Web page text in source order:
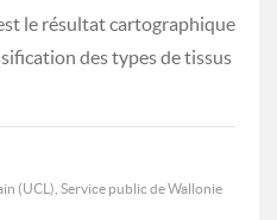
le résultat cartographique
des types de tissus
(UCL), Service public de Wallonie